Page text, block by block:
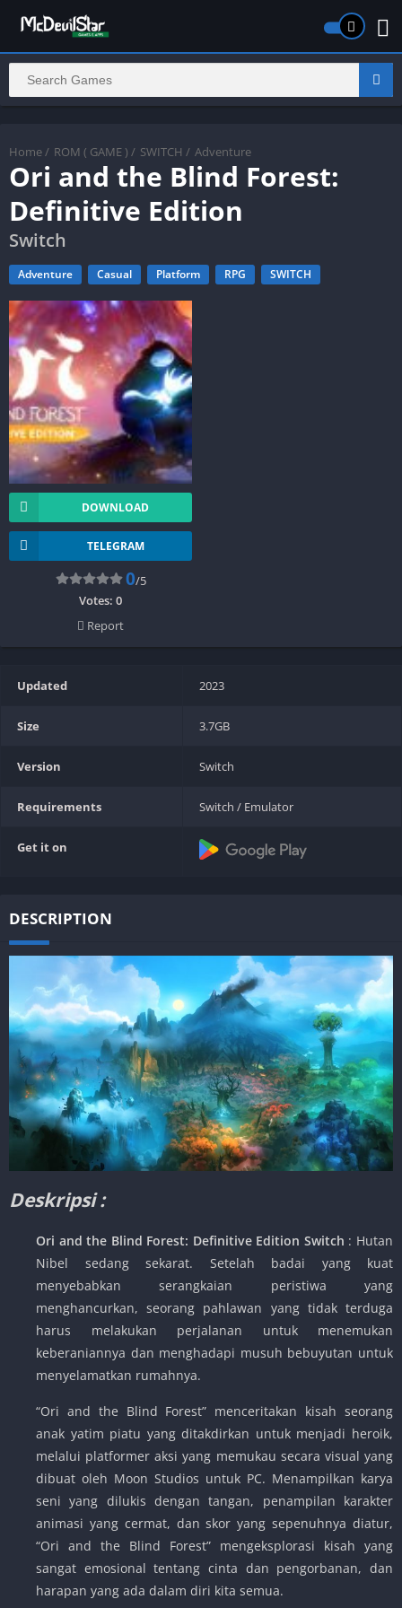
Home / ROM ( GAME ) / SWITCH / Adventure
Ori and the Blind Forest:
Definitive Edition
Switch
Adventure Casual Platform RPG SWITCH
DOWNLOAD
TELEGRAM
0/5
Votes: 0
Report
Updated 2023
Size 3.7GB
Version Switch
Requirements Switch / Emulator
Get it on
DESCRIPTION
Deskripsi :
Ori and the Blind Forest: Definitive Edition Switch : Hutan
Nibel sedang sekarat. Setelah badai yang kuat
menyebabkan serangkaian peristiwa yang
menghancurkan, seorang pahlawan yang tidak terduga
harus melakukan perjalanan untuk menemukan
keberaniannya dan menghadapi musuh bebuyutan untuk
menyelamatkan rumahnya.
“Ori and the Blind Forest” menceritakan kisah seorang
anak yatim piatu yang ditakdirkan untuk menjadi heroik,
melalui platformer aksi yang memukau secara visual yang
dibuat oleh Moon Studios untuk PC. Menampilkan karya
seni yang dilukis dengan tangan, penampilan karakter
animasi yang cermat, dan skor yang sepenuhnya diatur,
“Ori and the Blind Forest” mengeksplorasi kisah yang
sangat emosional tentang cinta dan pengorbanan, dan
harapan yang ada dalam diri kita semua.